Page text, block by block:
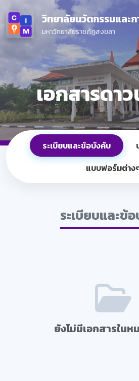
วิทยาลัยนวัตกรรมและก
มหาวิทยาลัยราชภัฏสงขลา
เอกสารดา
ระเบียบและข้อบังคับ
แบบฟอร์มต่าง
ระเบียบและข้
ยังไม่มีเอกสารใน